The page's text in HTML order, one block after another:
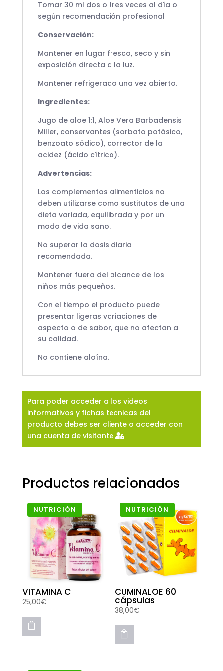
Tomar 30 ml dos o tres veces al día o
según recomendación profesional
Conservación:
Mantener en lugar fresco, seco y sin
exposición directa a la luz.
Mantener refrigerado una vez abierto.
Ingredientes:
Jugo de aloe 1:1, Aloe Vera Barbadensis
Miller, conservantes (sorbato potásico,
benzoato sódico), corrector de la
acidez (ácido cítrico).
Advertencias:
Los complementos alimenticios no
deben utilizarse como sustitutos de una
dieta variada, equilibrada y por un
modo de vida sano.
No superar la dosis diaria
recomendada.
Mantener fuera del alcance de los
niños más pequeños.
Con el tiempo el producto puede
presentar ligeras variaciones de
aspecto o de sabor, que no afectan a
su calidad.
No contiene aloína.
Para poder acceder a los videos
informativos y fichas tecnicas del
producto debes ser cliente o acceder con
una cuenta de visitante
Productos relacionados
NUTRICIÓN
VITAMINA C
25,00€

NUTRICIÓN
CUMINALOE 60
cápsulas
38,00€
